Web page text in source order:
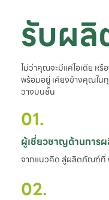
รับผลิ
ไม่ว่าคุณจะมีแค่ไอเดีย ห
พร้อมอยู่ เคียงข้างคุณใ
วางบนชั้น
01.
ผู้เชี่ยวชาญด้านการ
จากแนวคิด สู่ผลิตภัณฑ์ที่
02.